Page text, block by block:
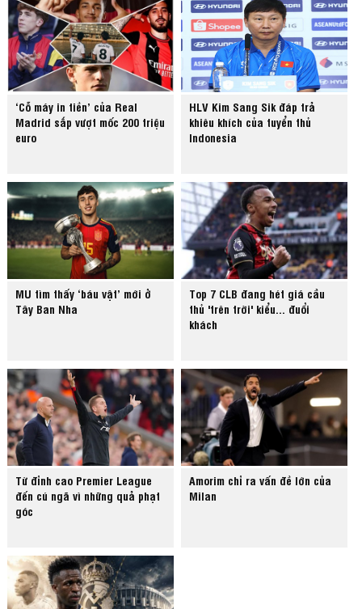
‘Cỗ máy in tiền’ của Real
Madrid sắp vượt mốc 200 triệu
euro
HLV Kim Sang Sik đáp trả
khiêu khích của tuyển thủ
Indonesia
MU tìm thấy ‘báu vật’ mới ở
Tây Ban Nha
Top 7 CLB đang hét giá cầu
thủ 'trên trời' kiểu... đuổi
khách
Từ đỉnh cao Premier League
đến cú ngã vì những quả phạt
góc
Amorim chỉ ra vấn đề lớn của
Milan